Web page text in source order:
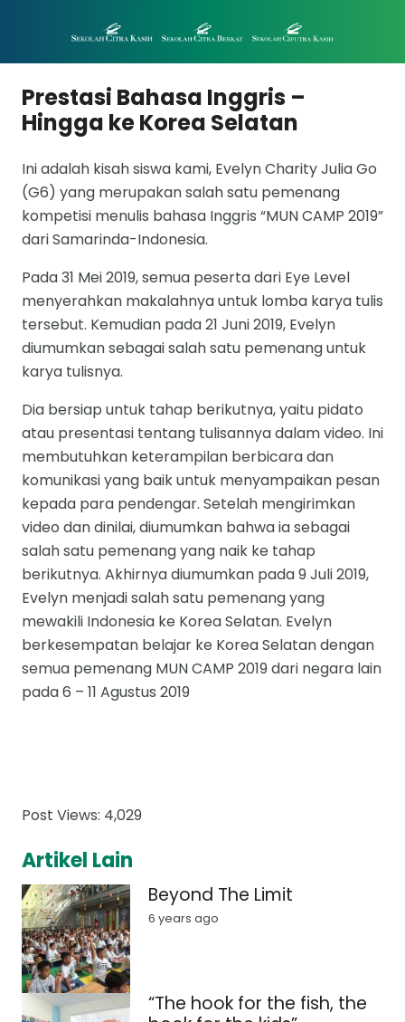
Prestasi Bahasa Inggris –
Hingga ke Korea Selatan
Ini adalah kisah siswa kami, Evelyn Charity Julia Go
(G6) yang merupakan salah satu pemenang
kompetisi menulis bahasa Inggris “MUN CAMP 2019”
dari Samarinda-Indonesia.
Pada 31 Mei 2019, semua peserta dari Eye Level
menyerahkan makalahnya untuk lomba karya tulis
tersebut. Kemudian pada 21 Juni 2019, Evelyn
diumumkan sebagai salah satu pemenang untuk
karya tulisnya.
Dia bersiap untuk tahap berikutnya, yaitu pidato
atau presentasi tentang tulisannya dalam video. Ini
membutuhkan keterampilan berbicara dan
komunikasi yang baik untuk menyampaikan pesan
kepada para pendengar. Setelah mengirimkan
video dan dinilai, diumumkan bahwa ia sebagai
salah satu pemenang yang naik ke tahap
berikutnya. Akhirnya diumumkan pada 9 Juli 2019,
Evelyn menjadi salah satu pemenang yang
mewakili Indonesia ke Korea Selatan. Evelyn
berkesempatan belajar ke Korea Selatan dengan
semua pemenang MUN CAMP 2019 dari negara lain
pada 6 – 11 Agustus 2019
Post Views: 4,029
Artikel Lain
Beyond The Limit
6 years ago
“The hook for the fish, the